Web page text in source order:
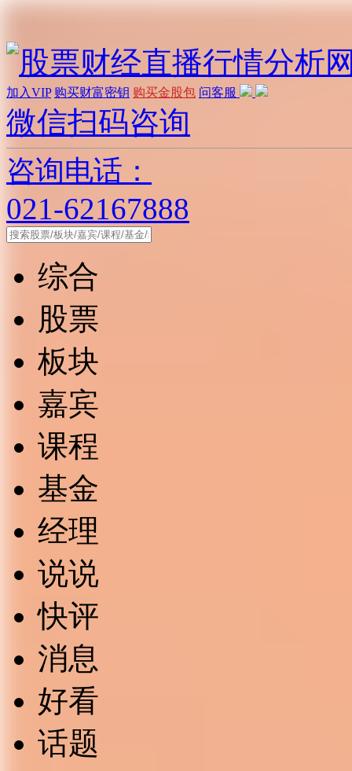
加入VIP 购买财富密钥 购买金股包 问客服
微信扫码咨询
咨询电话：
021-62167888
综合
股票
板块
嘉宾
课程
基金
经理
说说
快评
消息
好看
话题